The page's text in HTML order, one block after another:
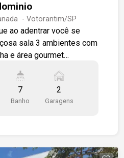
- Votorantim/SP
ao adentrar você se
sala 3 ambientes com
e área gourmet
office com ar
e paisagismo muito
com 4 suítes,
7
Banho
2
Garagens